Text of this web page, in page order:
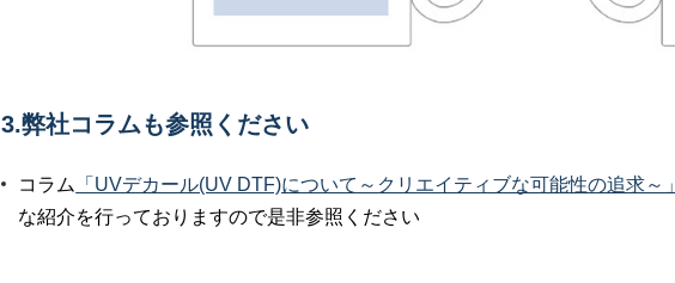
3.弊社コラムも参照ください
コラム 「UVデカール(UV DTF)について～クリエイティブな可能性の追求～」
な紹介を行っておりますので是非参照ください